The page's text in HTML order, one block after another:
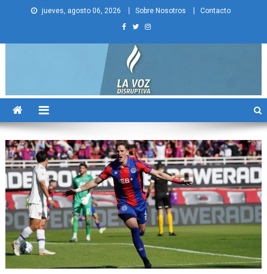
jueves, agosto 06, 2026 Sobre Nosotros Contacto
La Voz Disruptiva